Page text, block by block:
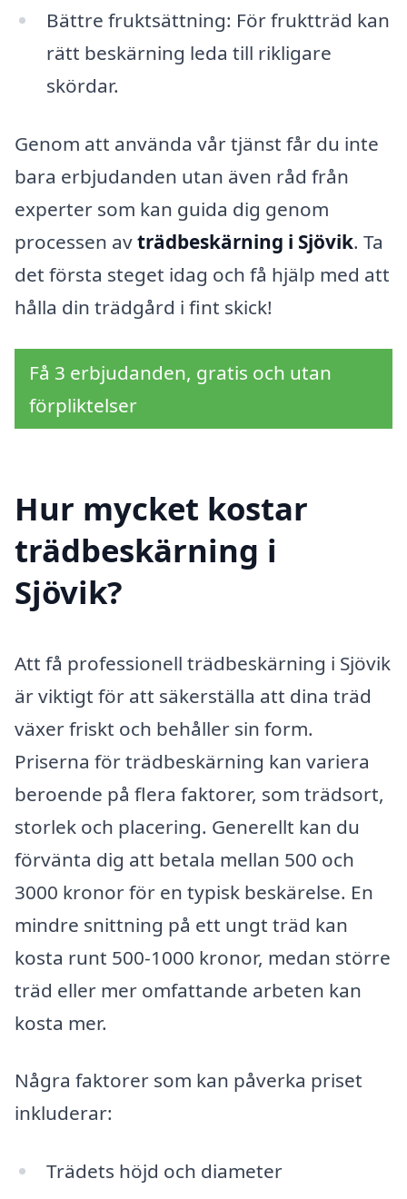
Bättre fruktsättning: För fruktträd kan
rätt beskärning leda till rikligare
skördar.
Genom att använda vår tjänst får du inte
bara erbjudanden utan även råd från
experter som kan guida dig genom
processen avträdbeskärning i Sjövik. Ta
det första steget idag och få hjälp med att
hålla din trädgård i fint skick!
Få 3 erbjudanden, gratis och utan
förpliktelser
Hur mycket kostar
trädbeskärning i
Sjövik?
Att få professionell trädbeskärning i Sjövik
är viktigt för att säkerställa att dina träd
växer friskt och behåller sin form.
Priserna för trädbeskärning kan variera
beroende på flera faktorer, som trädsort,
storlek och placering. Generellt kan du
förvänta dig att betala mellan 500 och
3000 kronor för en typisk beskärelse. En
mindre snittning på ett ungt träd kan
kosta runt 500-1000 kronor, medan större
träd eller mer omfattande arbeten kan
kosta mer.
Några faktorer som kan påverka priset
inkluderar:
Trädets höjd och diameter